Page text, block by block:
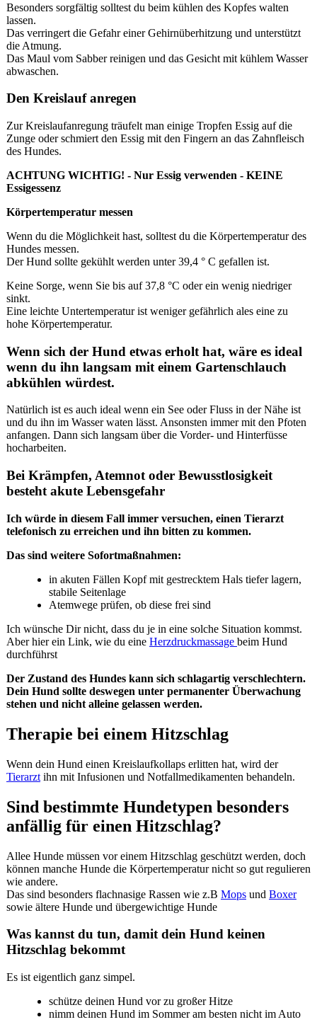
Besonders sorgfältig solltest du beim kühlen des Kopfes walten
lassen.
Das verringert die Gefahr einer Gehirnüberhitzung und unterstützt
die Atmung.
Das Maul vom Sabber reinigen und das Gesicht mit kühlem Wasser
abwaschen.
Den Kreislauf anregen
Zur Kreislaufanregung träufelt man einige Tropfen Essig auf die
Zunge oder schmiert den Essig mit den Fingern an das Zahnfleisch
des Hundes.
ACHTUNG WICHTIG! - Nur Essig verwenden - KEINE
Essigessenz
Körpertemperatur messen
Wenn du die Möglichkeit hast, solltest du die Körpertemperatur des
Hundes messen.
Der Hund sollte gekühlt werden unter 39,4 ° C gefallen ist.
Keine Sorge, wenn Sie bis auf 37,8 °C oder ein wenig niedriger
sinkt.
Eine leichte Untertemperatur ist weniger gefährlich ales eine zu
hohe Körpertemperatur.
Wenn sich der Hund etwas erholt hat, wäre es ideal
wenn du ihn langsam mit einem Gartenschlauch
abkühlen würdest.
Natürlich ist es auch ideal wenn ein See oder Fluss in der Nähe ist
und du ihn im Wasser waten lässt. Ansonsten immer mit den Pfoten
anfangen. Dann sich langsam über die Vorder- und Hinterfüsse
hocharbeiten.
Bei Krämpfen, Atemnot oder Bewusstlosigkeit
besteht akute Lebensgefahr
Ich würde in diesem Fall immer versuchen, einen Tierarzt
telefonisch zu erreichen und ihn bitten zu kommen.
Das sind weitere Sofortmaßnahmen:
in akuten Fällen Kopf mit gestrecktem Hals tiefer lagern,
stabile Seitenlage
Atemwege prüfen, ob diese frei sind
Ich wünsche Dir nicht, dass du je in eine solche Situation kommst.
Aber hier ein Link, wie du eine Herzdruckmassage beim Hund
durchführst
Der Zustand des Hundes kann sich schlagartig verschlechtern.
Dein Hund sollte deswegen unter permanenter Überwachung
stehen und nicht alleine gelassen werden.
Therapie bei einem Hitzschlag
Wenn dein Hund einen Kreislaufkollaps erlitten hat, wird der
Tierarzt ihn mit Infusionen und Notfallmedikamenten behandeln.
Sind bestimmte Hundetypen besonders
anfällig für einen Hitzschlag?
Allee Hunde müssen vor einem Hitzschlag geschützt werden, doch
können manche Hunde die Körpertemperatur nicht so gut regulieren
wie andere.
Das sind besonders flachnasige Rassen wie z.B Mops und Boxer
sowie ältere Hunde und übergewichtige Hunde
Was kannst du tun, damit dein Hund keinen
Hitzschlag bekommt
Es ist eigentlich ganz simpel.
schütze deinen Hund vor zu großer Hitze
nimm deinen Hund im Sommer am besten nicht im Auto